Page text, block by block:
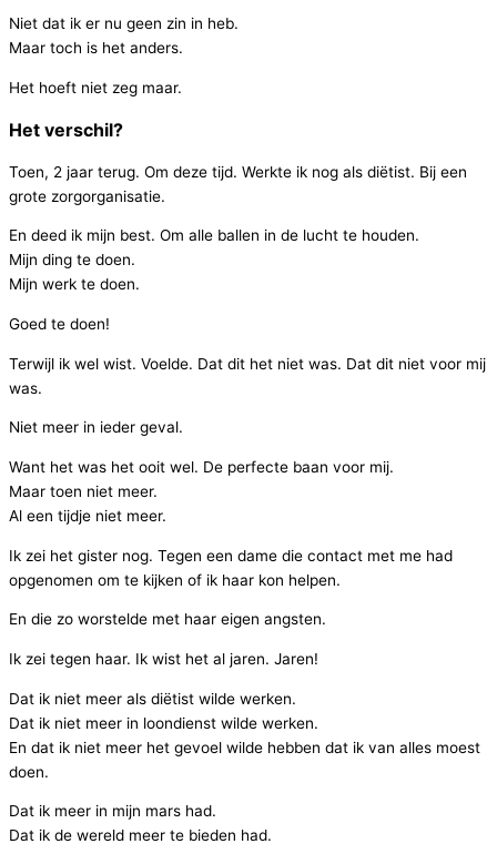
Niet dat ik er nu geen zin in heb.
Maar toch is het anders.
Het hoeft niet zeg maar.
Het verschil?
Toen, 2 jaar terug. Om deze tijd. Werkte ik nog als diëtist. Bij een
grote zorgorganisatie.
En deed ik mijn best. Om alle ballen in de lucht te houden.
Mijn ding te doen.
Mijn werk te doen.
Goed te doen!
Terwijl ik wel wist. Voelde. Dat dit het niet was. Dat dit niet voor mij
was.
Niet meer in ieder geval.
Want het was het ooit wel. De perfecte baan voor mij.
Maar toen niet meer.
Al een tijdje niet meer.
Ik zei het gister nog. Tegen een dame die contact met me had
opgenomen om te kijken of ik haar kon helpen.
En die zo worstelde met haar eigen angsten.
Ik zei tegen haar. Ik wist het al jaren. Jaren!
Dat ik niet meer als diëtist wilde werken.
Dat ik niet meer in loondienst wilde werken.
En dat ik niet meer het gevoel wilde hebben dat ik van alles moest
doen.
Dat ik meer in mijn mars had.
Dat ik de wereld meer te bieden had.